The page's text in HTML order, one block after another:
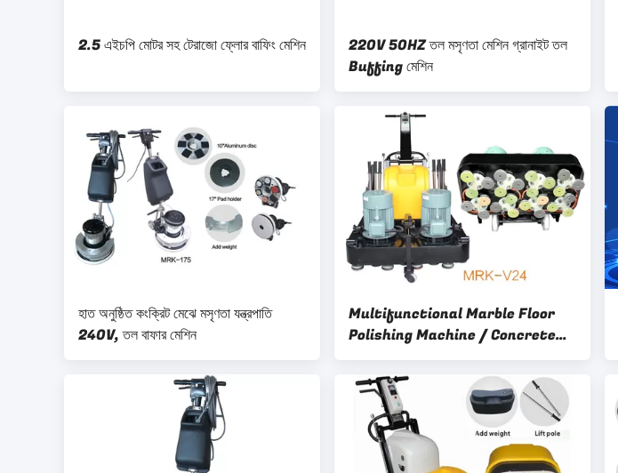
2.5 এইচপি মোটর সহ টেরাজো ফ্লোর বাফিং মেশিন
220V 50HZ তল মসৃণতা মেশিন গ্রানাইট তল
Buffing মেশিন
হাত অনুষ্ঠিত কংক্রিট মেঝে মসৃণতা যন্ত্রপাতি
240V, তল বাফার মেশিন
Multifunctional Marble Floor
Polishing Machine / Concrete
Floor Grinder